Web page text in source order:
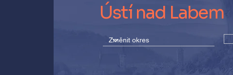
Ústí nad Labem